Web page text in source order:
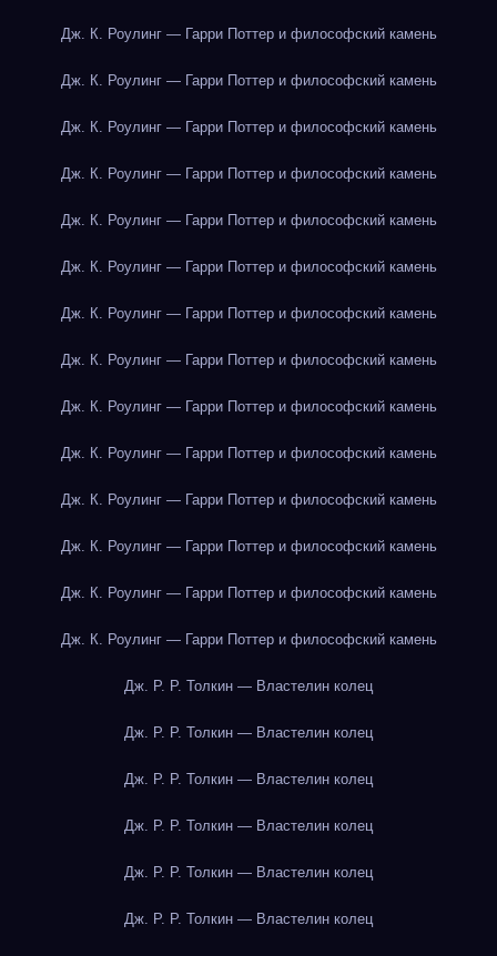
Дж. К. Роулинг — Гарри Поттер и философский камень
Дж. К. Роулинг — Гарри Поттер и философский камень
Дж. К. Роулинг — Гарри Поттер и философский камень
Дж. К. Роулинг — Гарри Поттер и философский камень
Дж. К. Роулинг — Гарри Поттер и философский камень
Дж. К. Роулинг — Гарри Поттер и философский камень
Дж. К. Роулинг — Гарри Поттер и философский камень
Дж. К. Роулинг — Гарри Поттер и философский камень
Дж. К. Роулинг — Гарри Поттер и философский камень
Дж. К. Роулинг — Гарри Поттер и философский камень
Дж. К. Роулинг — Гарри Поттер и философский камень
Дж. К. Роулинг — Гарри Поттер и философский камень
Дж. К. Роулинг — Гарри Поттер и философский камень
Дж. К. Роулинг — Гарри Поттер и философский камень
Дж. Р. Р. Толкин — Властелин колец
Дж. Р. Р. Толкин — Властелин колец
Дж. Р. Р. Толкин — Властелин колец
Дж. Р. Р. Толкин — Властелин колец
Дж. Р. Р. Толкин — Властелин колец
Дж. Р. Р. Толкин — Властелин колец